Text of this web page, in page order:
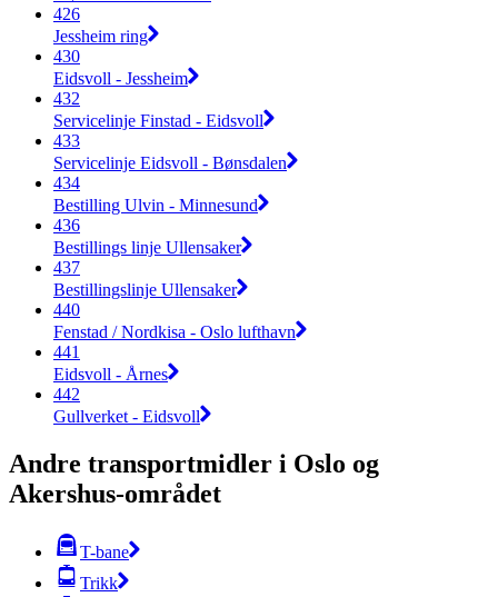
426
Jessheim ring
430
Eidsvoll - Jessheim
432
Servicelinje Finstad - Eidsvoll
433
Servicelinje Eidsvoll - Bønsdalen
434
Bestilling Ulvin - Minnesund
436
Bestillings linje Ullensaker
437
Bestillingslinje Ullensaker
440
Fenstad / Nordkisa - Oslo lufthavn
441
Eidsvoll - Årnes
442
Gullverket - Eidsvoll
Andre transportmidler i Oslo og
Akershus-området
T-bane
Trikk